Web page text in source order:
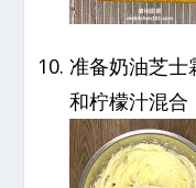
准备奶油芝士
和柠檬汁混合